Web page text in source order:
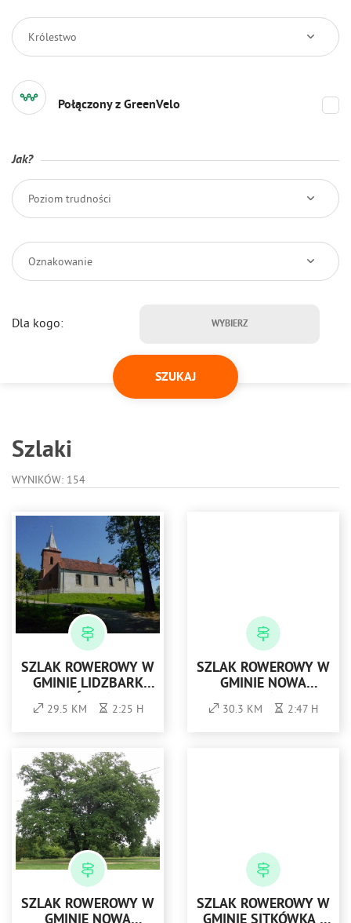
Królestwo
Połączony z GreenVelo
Jak?
Poziom trudności
Oznakowanie
Dla kogo: WYBIERZ
Szlaki
WYNIKÓW: 154
SZLAK ROWEROWY W
GMINIE LIDZBARK
WARMIŃSKI NR 6 -
ŻÓŁTY
29.5 KM 2:25 H
SZLAK ROWEROWY W
GMINIE NOWA
SARZYNA -
CZERWONY
30.3 KM 2:47 H
SZLAK ROWEROWY W
SZLAK ROWEROWY W